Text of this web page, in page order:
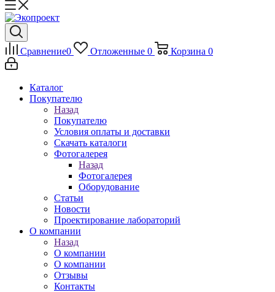
Сравнение0 Отложенные 0 Корзина 0
Каталог
Покупателю
Назад
Покупателю
Условия оплаты и доставки
Скачать каталоги
Фотогалерея
Назад
Фотогалерея
Оборудование
Статьи
Новости
Проектирование лабораторий
О компании
Назад
О компании
О компании
Отзывы
Контакты